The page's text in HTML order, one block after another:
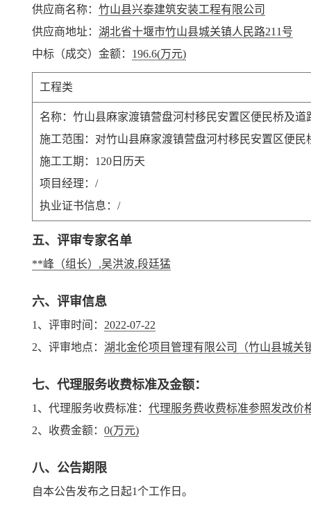
供应商名称： 竹山县兴泰建筑安装工程有限公司
供应商地址： 湖北省十堰市竹山县城关镇人民路211号
中标（成交）金额： 196.6(万元)
工程类
名称：竹山县麻家渡镇营盘河村移民安置区便民桥及道
施工范围：对竹山县麻家渡镇营盘河村移民安置区便
施工工期：120日历天
项目经理：/
执业证书信息：/
五、评审专家名单
**峰（组长）,吴洪波,段廷猛
六、评审信息
1、评审时间： 2022-07-22
2、评审地点： 湖北金伦项目管理有限公司（竹山县城关
七、代理服务收费标准及金额：
1、代理服务收费标准： 代理服务费收费标准参照发改价
2、收费金额： 0(万元)
八、公告期限
自本公告发布之日起1个工作日。